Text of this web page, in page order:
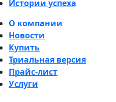
Истории успеха
О компании
Новости
Купить
Триальная версия
Прайс-лист
Услуги